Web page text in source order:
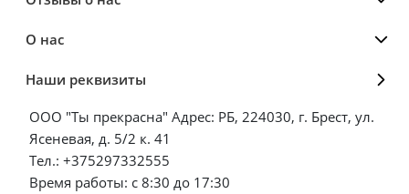
О нас
Наши реквизиты
ООО "Ты прекрасна" Адрес: РБ, 224030, г. Брест, ул.
Ясеневая, д. 5/2 к. 41
Тел.: +375297332555
Время работы: с 8:30 до 17:30